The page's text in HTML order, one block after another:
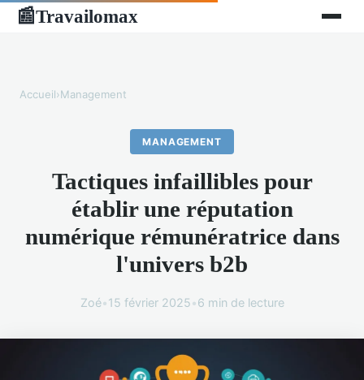
📰Travailomax
Accueil›Management
MANAGEMENT
Tactiques infaillibles pour
établir une réputation
numérique rémunératrice dans
l'univers b2b
Zoé•15 février 2025•6 min de lecture